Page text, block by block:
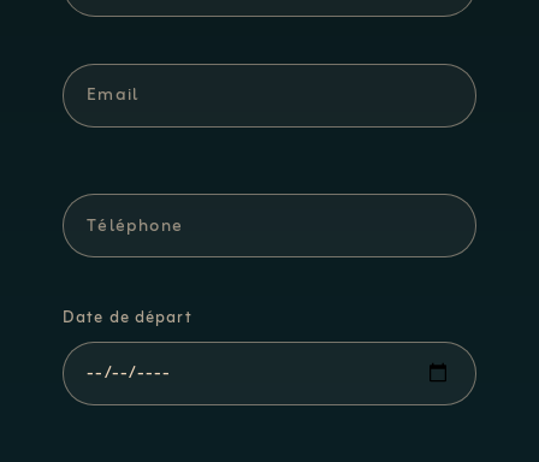
Date de départ